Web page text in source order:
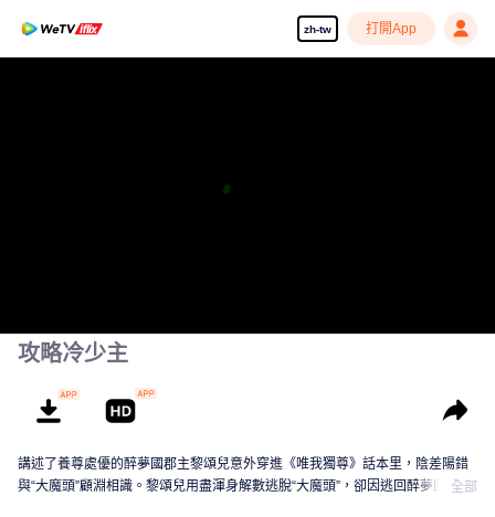
zh-tw 打開App
攻略冷少主
講述了養尊處優的醉夢國郡主黎頌兒意外穿進《唯我獨尊》話本里，陰差陽錯
與“大魔頭”顧淵相識。黎頌兒用盡渾身解數逃脫“大魔頭”，卻因逃回醉夢國的關
全部